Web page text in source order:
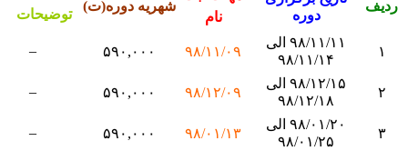
دوره
نام
شهریه دوره(ت)
توضیحات
۹۸/۱۱/۱۱ الی
۹۸/۱۱/۱۴
۹۸/۱۱/۰۹ ۵۹۰,۰۰۰
۹۸/۱۲/۱۵ الی
۹۸/۱۲/۱۸
۹۸/۱۲/۰۹ ۵۹۰,۰۰۰
۹۸/۰۱/۲۰ الی
۹۸/۰۱/۲۵
۹۸/۰۱/۱۳ ۵۹۰,۰۰۰